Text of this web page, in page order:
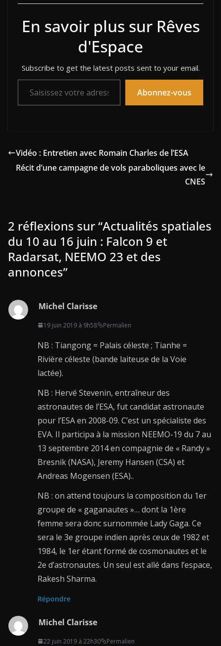
e
b
k
itt
er
p
y
Li
n
k
ck
et
b
o
ar
d
k
e
dI
n
er
e
ta
g
En savoir plus sur Rêves
d'Espace
Subscribe to get the latest posts sent to your email.
Saisissez votre adresse e-mail…
Abonnez-vous
Vidéo : Entretien avec Romain Charles de l’ESA
Récit d’une campagne de vols paraboliques avec le
CNES
2 réflexions sur “Actualités spatiales
du 10 au 16 juin : Falcon 9 et
Radarsat, NEEMO 23 et des
annonces”
Michel Clarisse
19 juin 2019 à 9h58 Permalien
NB : Tiangong = Palais céleste ; Tianhe =
Rivière céleste (bande laiteuse de la Voie
lactée).
NB : Hervé Stevenin, entraîneur des
astronautes de l’ESA, fut candidat astronaute
pour l’ESA en 2008-09. C’est un spécialiste des
EVA. Il participa à la mission NEEMO-19 du 7 au
13 septembre 2014 en compagnie de « Randy »
Bresnik (NASA), Jeremy Hansen (CSA) et
Andreas Mogensen (ESA)..
NB : on attend toujours la composition du 1er
groupe de « gaganautes »… dont la 1ère
femme sera donc surnommée Lady Gaga. Ce
sera le 3e groupe indien après ceux de 1982 et
1984, le 1er étant formé de cosmonautes et le
2e d’astronautes. Un seul est allé dans l’espace,
Rakesh Sharma.
Répondre
Michel Clarisse
22 juin 2019 à 22h30 Permalien